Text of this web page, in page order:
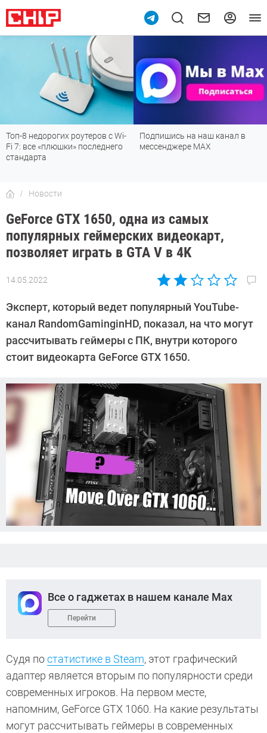
Топ-8 недорогих роутеров с Wi-
Fi 7: все «плюшки» последнего
стандарта
Подпишись на наш канал в
мессенджере МАХ
Новости
GeForce GTX 1650, одна из самых
популярных геймерских видеокарт,
позволяет играть в GTA V в 4K
14.05.2022
Автор:
Калашников
Эксперт, который ведет популярный YouTube-
канал RandomGaminginHD, показал, на что могут
рассчитывать геймеры с ПК, внутри которого
стоит видеокарта GeForce GTX 1650.
Все о гаджетах в нашем канале Max
Перейти
Судя постатистике в Steam, этот графический
адаптер является вторым по популярности среди
современных игроков. На первом месте,
напомним, GeForce GTX 1060. На какие результаты
могут рассчитывать геймеры в современных